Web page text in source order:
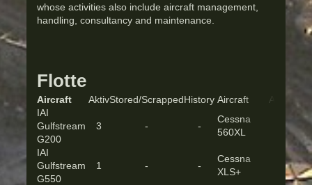
whose activities also include aircraft management,
handling, consultancy and maintenance.
Flotte
Aircraft AktivStored/ScrappedHistory Aircraft Aktiv
IAI
Gulfstream
G200
3 - -
Cessna
560XL
IAI
Gulfstream
G550
1 - -
Cessna
XLS+